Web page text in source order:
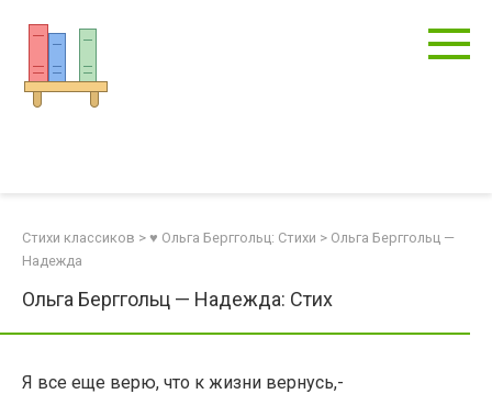
контенту
Стихи классиков > ♥ Ольга Берггольц: Стихи > Ольга Берггольц —
Надежда
Ольга Берггольц — Надежда: Стих
Я все еще верю, что к жизни вернусь,-